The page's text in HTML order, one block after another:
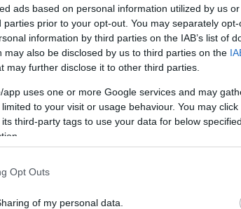
ads based on personal information utilized by us
parties prior to your opt-out. You may separately
information by third parties on the IAB’s list of
may also be disclosed by us to third parties on the
may further disclose it to other third parties.
uses one or more Google services and may
to your visit or usage behaviour. You may
third-party tags to use your data for below
Opt Outs
of my personal data.
fejhallgatókról.